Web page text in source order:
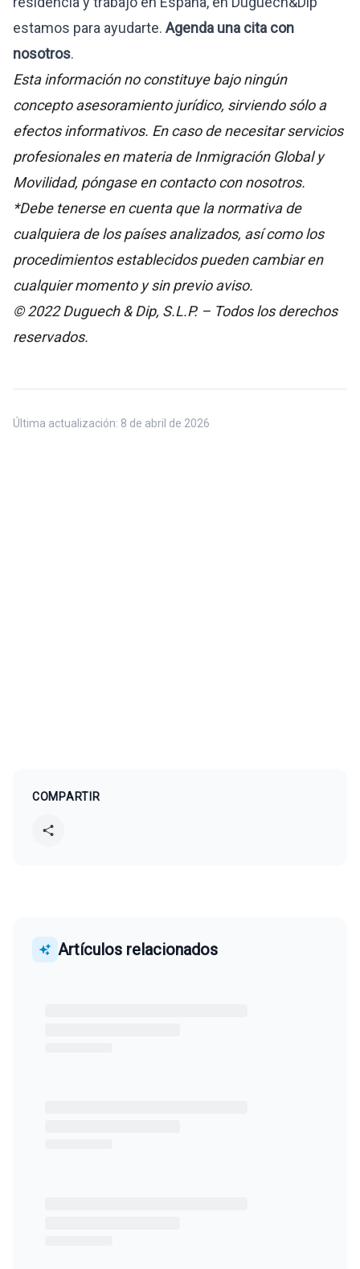
estamos para ayudarte. Agenda una cita con
nosotros.
Esta información no constituye bajo ningún
concepto asesoramiento jurídico, sirviendo sólo a
efectos informativos. En caso de necesitar servicios
profesionales en materia de Inmigración Global y
Movilidad, póngase en contacto con nosotros.
*Debe tenerse en cuenta que la normativa de
cualquiera de los países analizados, así como los
procedimientos establecidos pueden cambiar en
cualquier momento y sin previo aviso.
© 2022 Duguech & Dip, S.L.P. – Todos los derechos
reservados.
Última actualización: 8 de abril de 2026
COMPARTIR
Artículos relacionados